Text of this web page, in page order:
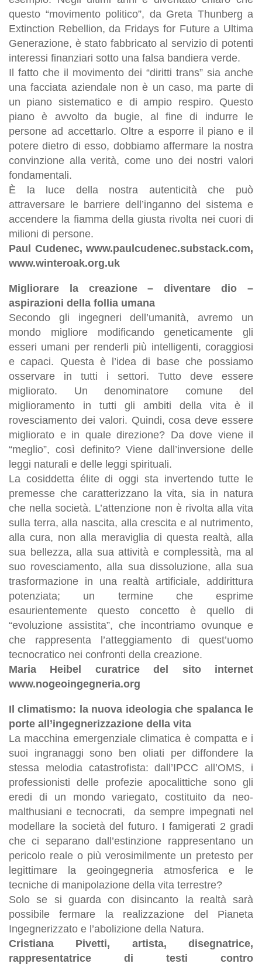
questo “movimento politico”, da Greta Thunberg a
Extinction Rebellion, da Fridays for Future a Ultima
Generazione, è stato fabbricato al servizio di potenti
interessi finanziari sotto una falsa bandiera verde.
Il fatto che il movimento dei “diritti trans” sia anche
una facciata aziendale non è un caso, ma parte di
un piano sistematico e di ampio respiro. Questo
piano è avvolto da bugie, al fine di indurre le
persone ad accettarlo. Oltre a esporre il piano e il
potere dietro di esso, dobbiamo affermare la nostra
convinzione alla verità, come uno dei nostri valori
fondamentali.
È la luce della nostra autenticità che può
attraversare le barriere dell’inganno del sistema e
accendere la fiamma della giusta rivolta nei cuori di
milioni di persone.
Paul Cudenec, www.paulcudenec.substack.com,
www.winteroak.org.uk
Migliorare la creazione – diventare dio –
aspirazioni della follia umana
Secondo gli ingegneri dell’umanità, avremo un
mondo migliore modificando geneticamente gli
esseri umani per renderli più intelligenti, coraggiosi
e capaci. Questa è l’idea di base che possiamo
osservare in tutti i settori. Tutto deve essere
migliorato. Un denominatore comune del
miglioramento in tutti gli ambiti della vita è il
rovesciamento dei valori. Quindi, cosa deve essere
migliorato e in quale direzione? Da dove viene il
“meglio”, così definito? Viene dall’inversione delle
leggi naturali e delle leggi spirituali.
La cosiddetta élite di oggi sta invertendo tutte le
premesse che caratterizzano la vita, sia in natura
che nella società. L’attenzione non è rivolta alla vita
sulla terra, alla nascita, alla crescita e al nutrimento,
alla cura, non alla meraviglia di questa realtà, alla
sua bellezza, alla sua attività e complessità, ma al
suo rovesciamento, alla sua dissoluzione, alla sua
trasformazione in una realtà artificiale, addirittura
potenziata; un termine che esprime
esaurientemente questo concetto è quello di
“evoluzione assistita”, che incontriamo ovunque e
che rappresenta l’atteggiamento di quest’uomo
tecnocratico nei confronti della creazione.
Maria Heibel curatrice del sito internet
www.nogeoingegneria.org
Il climatismo: la nuova ideologia che spalanca le
porte all’ingegnerizzazione della vita
La macchina emergenziale climatica è compatta e i
suoi ingranaggi sono ben oliati per diffondere la
stessa melodia catastrofista: dall’IPCC all’OMS, i
professionisti delle profezie apocalittiche sono gli
eredi di un mondo variegato, costituito da neo-
malthusiani e tecnocrati, da sempre impegnati nel
modellare la società del futuro. I famigerati 2 gradi
che ci separano dall’estinzione rappresentano un
pericolo reale o più verosimilmente un pretesto per
legittimare la geoingegneria atmosferica e le
tecniche di manipolazione della vita terrestre?
Solo se si guarda con disincanto la realtà sarà
possibile fermare la realizzazione del Pianeta
Ingegnerizzato e l’abolizione della Natura.
Cristiana Pivetti, artista, disegnatrice,
rappresentatrice di testi contro